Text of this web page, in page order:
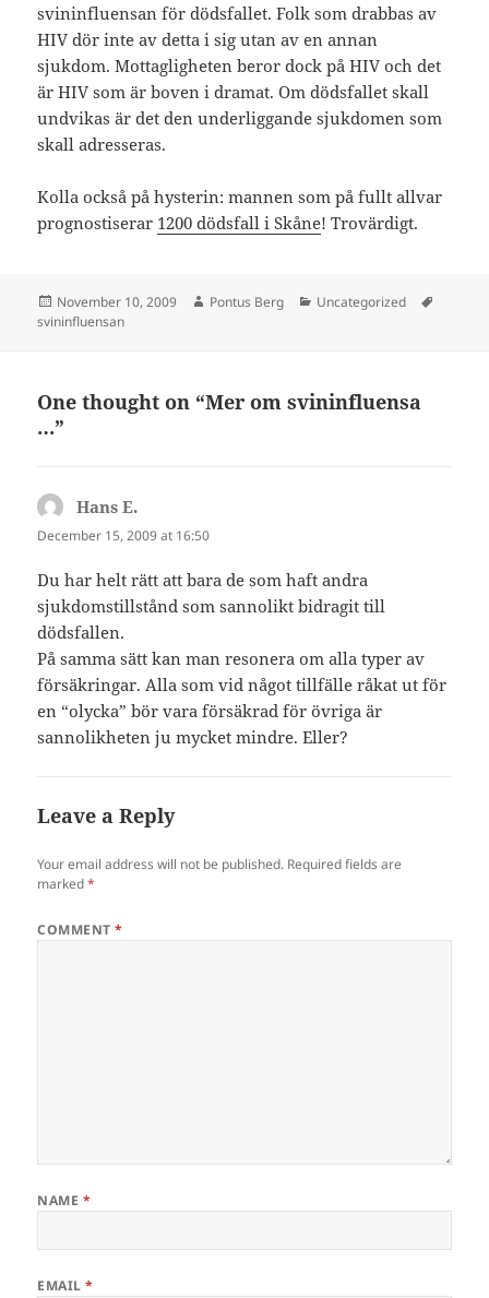
svininfluensan för dödsfallet. Folk som drabbas av
HIV dör inte av detta i sig utan av en annan
sjukdom. Mottagligheten beror dock på HIV och det
är HIV som är boven i dramat. Om dödsfallet skall
undvikas är det den underliggande sjukdomen som
skall adresseras.
Kolla också på hysterin: mannen som på fullt allvar
prognostiserar 1200 dödsfall i Skåne! Trovärdigt.
Posted
on
November 10, 2009 Author
Pontus Berg Categories
Uncategorized
svininfluensan
One thought on “Mer om svininfluensa
…”
Hans E.
December 15, 2009 at 16:50
Du har helt rätt att bara de som haft andra
sjukdomstillstånd som sannolikt bidragit till
dödsfallen.
På samma sätt kan man resonera om alla typer av
försäkringar. Alla som vid något tillfälle råkat ut för
en “olycka” bör vara försäkrad för övriga är
sannolikheten ju mycket mindre. Eller?
Leave a Reply
Your email address will not be published. Required fields are
marked*
COMMENT*
NAME *
EMAIL*